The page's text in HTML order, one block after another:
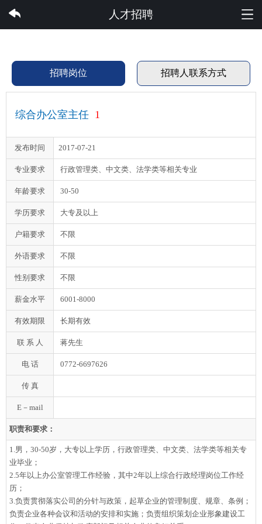
雷速体育集团有限公司
人才招聘
招聘岗位 招聘人联系方式
综合办公室主任 1
发布时间 2017-07-21
专业要求 行政管理类、中文类、法学类等相关专业
年龄要求 30-50
学历要求 大专及以上
户籍要求 不限
外语要求 不限
性别要求 不限
薪金水平 6001-8000
有效期限 长期有效
联 系 人 蒋先生
电 话 0772-6697626
传 真
E－mail
职责和要求：
1.男，30-50岁，大专以上学历，行政管理类、中文类、法学类等相关专
业毕业；
2.5年以上办公室管理工作经验，其中2年以上综合行政经理岗位工作经
历；
3.负责贯彻落实公司的分针与政策，起草企业的管理制度、规章、条例；
负责企业各种会议和活动的安排和实施；负责组织策划企业形象建设工